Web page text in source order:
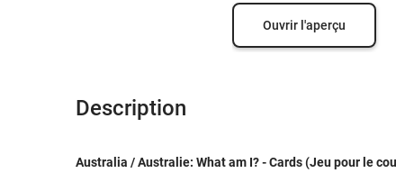
Ouvrir l'aperçu
Description
Australia / Australie: What am I? - Cards (Jeu pour le